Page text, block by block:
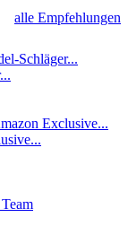
alle Empfehlungen